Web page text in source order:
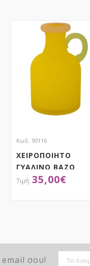
Κωδ. 90116
ΧΕΙΡΟΠΟΙΗΤΟ
ΓΥΑΛΙΝΟ ΒΑΖΟ
14Χ6Χ20ΕΚ ΚΙΤΡΙΝΟ
35,00€
σου!